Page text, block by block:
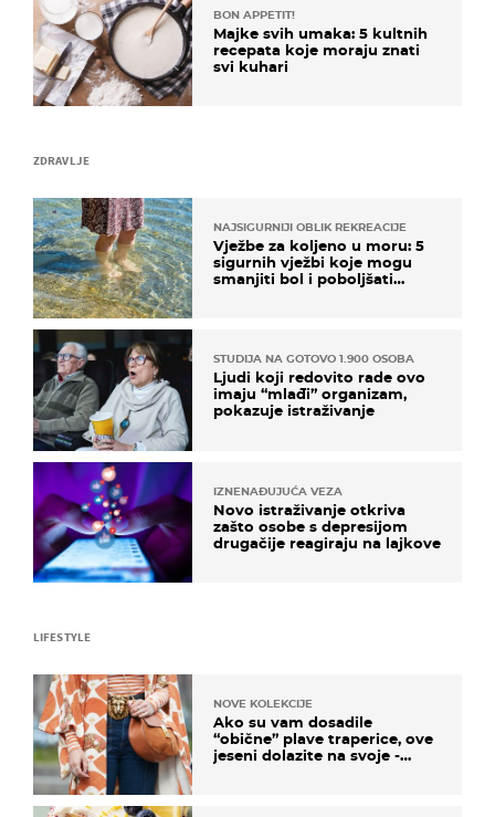
ZDRAVLJE
NAJSIGURNIJI OBLIK REKREACIJE
Vježbe za koljeno u moru: 5
sigurnih vježbi koje mogu
smanjiti bol i poboljšati
STUDIJA NA GOTOVO 1.900 OSOBA
Ljudi koji redovito rade ovo
imaju “mlađi” organizam,
pokazuje istraživanje
IZNENAĐUJUĆA VEZA
Novo istraživanje otkriva
zašto osobe s depresijom
drugačije reagiraju na lajkove
BON APPETIT!
Majke svih umaka: 5 kultnih
recepata koje moraju znati
svi kuhari
LIFESTYLE
NOVE KOLEKCIJE
Ako su vam dosadile
“obične” plave traperice, ove
jeseni dolazite na svoje -